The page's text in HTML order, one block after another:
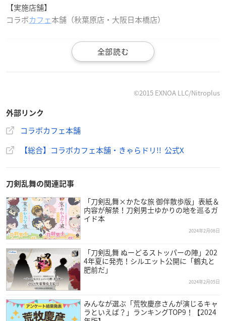
【実施店舗】
コラボカフェ本舗（秋葉原店・大阪日本橋店）
コラボ開催決定
＼
実施店舗：コラボカフェ本舗 秋葉原店・大阪日本橋店
グッズ通販の詳細は後日発表します！
んhttps://t.co/qghmr1PPD9
— 【総合】コラボカフェ本舗・きゃらドリ!! (@c_cafe_hon
po)January 31, 2024
©2015 EXNOA LLC/Nitroplus
外部リンク
コラボカフェ本舗
【総合】コラボカフェ本舗・きゃらドリ!! 公式X
刀剣乱舞の関連記事
「刀剣乱舞×かたな旅 御伴散歩版」表紙＆
内容が解禁！刀剣男士ゆかりの地を巡るガ
イド本
2024年2月08日
「刀剣乱舞 ぬーどるストッパーの陣」202
4年夏に発売！シルエット公開に「鶴丸と
肥前だ」
2024年2月05日
みんなが選ぶ「荒牧慶彦さんが演じるキャ
ラといえば？」ランキングTOP9！【2024